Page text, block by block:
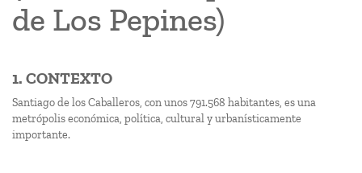
de Los Pepines)
1. CONTEXTO
Santiago de los Caballeros, con unos 791.568 habitantes, es una
metrópolis económica, política, cultural y urbanísticamente
importante.